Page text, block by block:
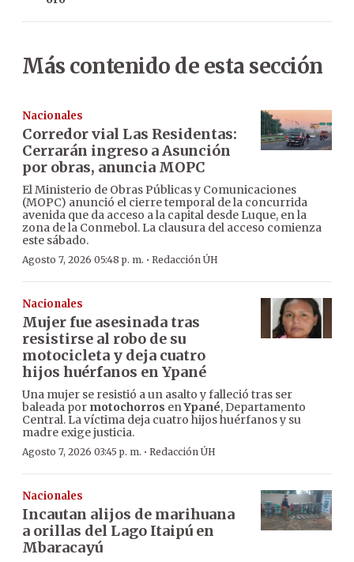
Más contenido de esta sección
Nacionales
Corredor vial Las Residentas:
Cerrarán ingreso a Asunción
por obras, anuncia MOPC
El Ministerio de Obras Públicas y Comunicaciones
(MOPC) anunció el cierre temporal de la concurrida
avenida que da acceso a la capital desde Luque, en la
zona de la Conmebol. La clausura del acceso comienza
este sábado.
Agosto 7, 2026 05:48 p. m. · Redacción ÚH
Nacionales
Mujer fue asesinada tras
resistirse al robo de su
motocicleta y deja cuatro
hijos huérfanos en Ypané
Una mujer se resistió a un asalto y falleció tras ser
baleada por motochorros enYpané, Departamento
Central. La víctima deja cuatro hijos huérfanos y su
madre exige justicia.
Agosto 7, 2026 03:45 p. m. · Redacción ÚH
Nacionales
Incautan alijos de marihuana
a orillas del Lago Itaipú en
Mbaracayú